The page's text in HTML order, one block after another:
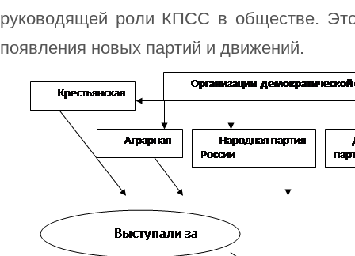
руководящей роли КПСС в обществе.
появления новых партий и движений.